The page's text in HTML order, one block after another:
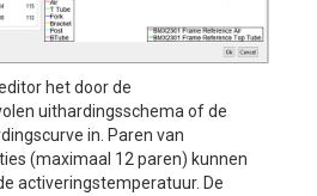
het door de
uithardingsschema of de
in. Paren van
(maximaal 12 paren) kunnen
activeringstemperatuur. De